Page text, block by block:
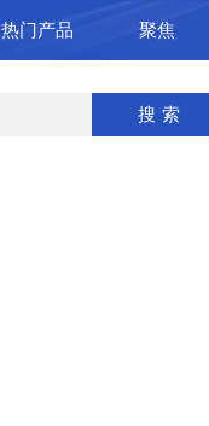
热门产品 聚焦